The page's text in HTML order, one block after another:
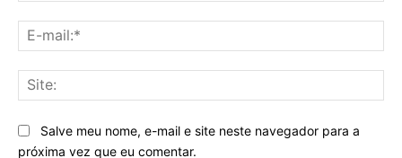
Salve meu nome, e-mail e site neste navegador para a
próxima vez que eu comentar.